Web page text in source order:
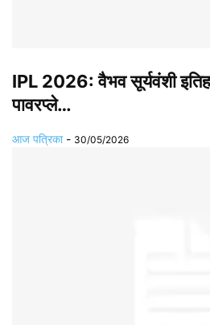
IPL 2026: वैभव सूर्यवंशी
पावरप्ले…
आज पत्रिका - 30/05/2026